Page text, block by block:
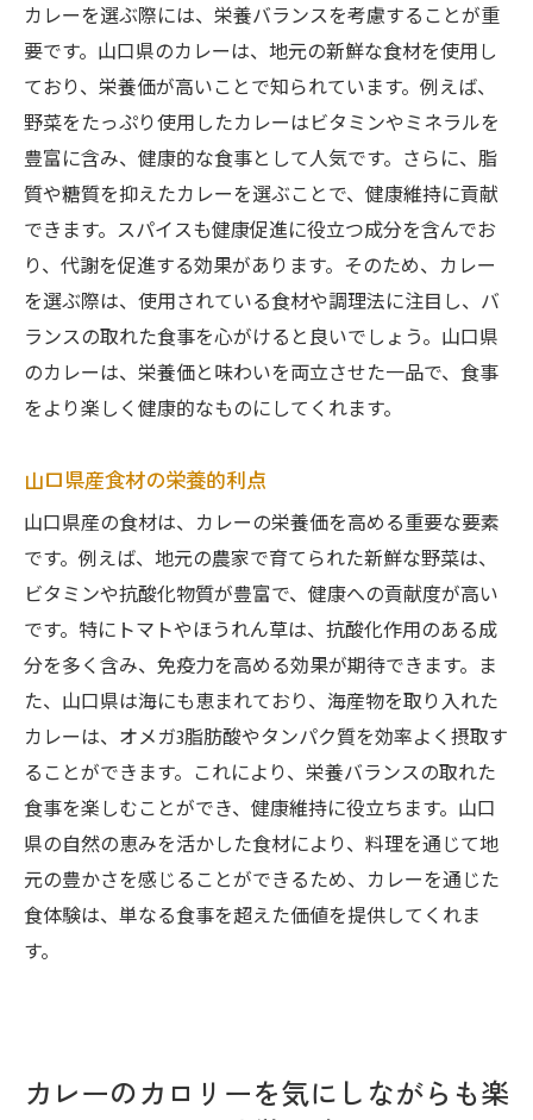
カレーを選ぶ際には、栄養バランスを考慮することが重
要です。山口県のカレーは、地元の新鮮な食材を使用し
ており、栄養価が高いことで知られています。例えば、
野菜をたっぷり使用したカレーはビタミンやミネラルを
豊富に含み、健康的な食事として人気です。さらに、脂
質や糖質を抑えたカレーを選ぶことで、健康維持に貢献
できます。スパイスも健康促進に役立つ成分を含んでお
り、代謝を促進する効果があります。そのため、カレー
を選ぶ際は、使用されている食材や調理法に注目し、バ
ランスの取れた食事を心がけると良いでしょう。山口県
のカレーは、栄養価と味わいを両立させた一品で、食事
をより楽しく健康的なものにしてくれます。
山口県産食材の栄養的利点
山口県産の食材は、カレーの栄養価を高める重要な要素
です。例えば、地元の農家で育てられた新鮮な野菜は、
ビタミンや抗酸化物質が豊富で、健康への貢献度が高い
です。特にトマトやほうれん草は、抗酸化作用のある成
分を多く含み、免疫力を高める効果が期待できます。ま
た、山口県は海にも恵まれており、海産物を取り入れた
カレーは、オメガ3脂肪酸やタンパク質を効率よく摂取す
ることができます。これにより、栄養バランスの取れた
食事を楽しむことができ、健康維持に役立ちます。山口
県の自然の恵みを活かした食材により、料理を通じて地
元の豊かさを感じることができるため、カレーを通じた
食体験は、単なる食事を超えた価値を提供してくれま
す。
カレーのカロリーを気にしながらも楽